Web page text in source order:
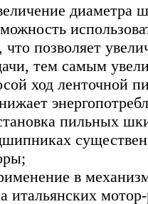
диаметра
позволяет
тем самым
ход ленточной
пильных
в
итальянских